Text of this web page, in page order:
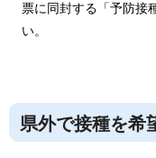
票に同封する「予防接
い。
県外で接種を希